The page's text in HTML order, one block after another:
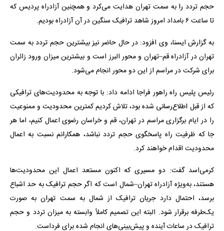
حجم تردد را به سمت تهران هدایت می‌کرد و همچنین آزادراه پردیس که
تا ساعت ۶ بامداد امروز شاهد ترافیک سنگین در آن آزادراه بودیم.
به گزارش ایسنا، وی افزود: در حال حاضر نیز بیشترین حجم تردد به سمت
تهران در آزادراه قم–تهران و محور البرز است و بیشترین میزان ورود زائران
برای شرکت در مراسم از این دو محور انجام می‌شود.
رئیس پلیس راه راهور فراجا ادامه داد: با توجه به محدودیت‌های ترافیکی
که از قبل اطلاع‌رسانی شده بود، تلاش کردیم کمترین محدودیت و ممنوعیت
را در ایام برگزاری مراسم در تهران، قم و خراسان رضوی اعمال کنیم، اما هر
جا که ظرفیت راه پاسخگوی حجم تردد نباشد، همکارانم نسبت به اعمال
محدودیت اقدام خواهند کرد.
کرمی‌اسد گفت: دو مسیری که اکنون مستعد اعمال این محدودیت‌ها
هستند، به‌ویژه آزادراه تهران–شمال است که اگر حجم ترافیک به حد اشباع
برسد، احتمال دارد جریان ترافیک از شمال به سمت تهران به صورت
یک‌طرفه برقرار شود. البته این تصمیم کاملاً وابسته به میزان تردد و حجم
ترافیک در ساعات آینده و پیش‌بینی‌های انجام شده برای فرداست.